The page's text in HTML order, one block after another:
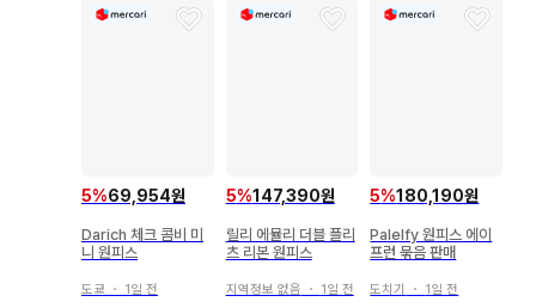
5%69,954원
Darich 체크 콤비 미
니 원피스
도쿄 ・ 1일 전
5%147,390원
릴리 에뮬리 더블 플리
츠 리본 원피스
지역정보 없음 ・ 1일 전
5%180,190원
Palelfy 원피스 에이
프런 묶음 판매
도치기 ・ 1일 전